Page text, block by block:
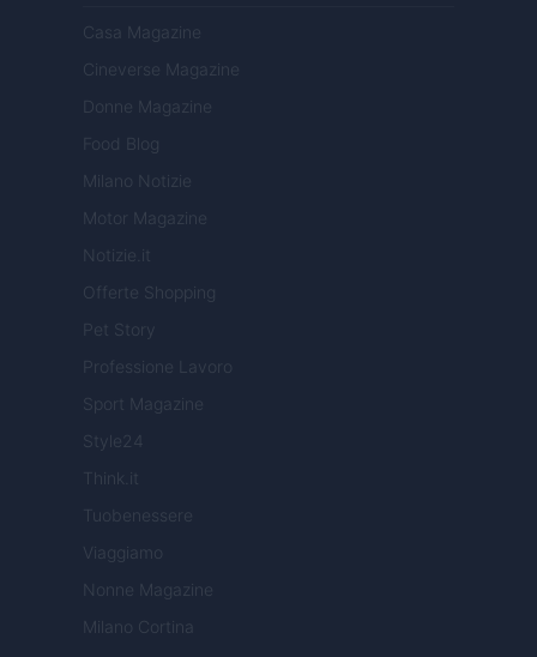
Casa Magazine
Cineverse Magazine
Donne Magazine
Food Blog
Milano Notizie
Motor Magazine
Notizie.it
Offerte Shopping
Pet Story
Professione Lavoro
Sport Magazine
Style24
Think.it
Tuobenessere
Viaggiamo
Nonne Magazine
Milano Cortina